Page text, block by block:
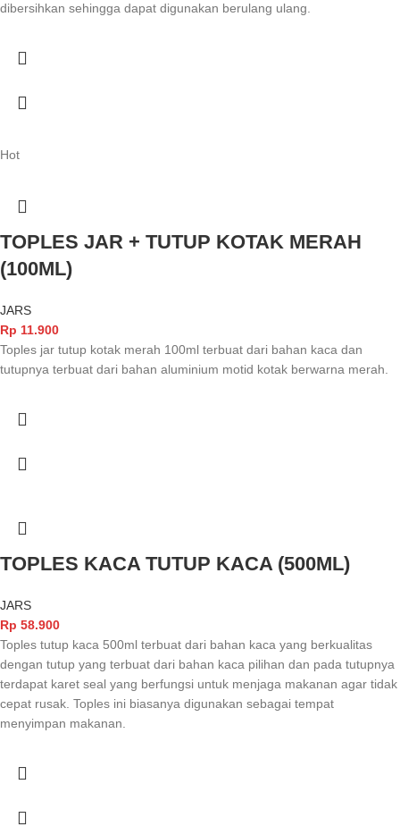
dibersihkan sehingga dapat digunakan berulang ulang.
Hot
TOPLES JAR + TUTUP KOTAK MERAH
(100ML)
JARS
Rp 11.900
Toples jar tutup kotak merah 100ml terbuat dari bahan kaca dan
tutupnya terbuat dari bahan aluminium motid kotak berwarna merah.
TOPLES KACA TUTUP KACA (500ML)
JARS
Rp 58.900
Toples tutup kaca 500ml terbuat dari bahan kaca yang berkualitas
dengan tutup yang terbuat dari bahan kaca pilihan dan pada tutupnya
terdapat karet seal yang berfungsi untuk menjaga makanan agar tidak
cepat rusak. Toples ini biasanya digunakan sebagai tempat
menyimpan makanan.